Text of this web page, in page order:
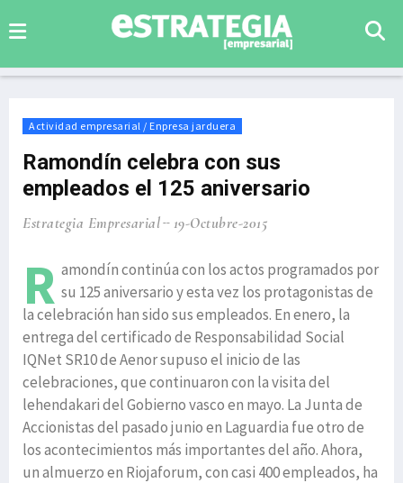
Actividad empresarial / Enpresa jarduera
Ramondín celebra con sus
empleados el 125 aniversario
Estrategia Empresarial 19-Octubre-2015
R amondín continúa con los actos programados por
su 125 aniversario y esta vez los protagonistas de
la celebración han sido sus empleados. En enero, la
entrega del certificado de Responsabilidad Social
IQNet SR10 de Aenor supuso el inicio de las
celebraciones, que continuaron con la visita del
lehendakari del Gobierno vasco en mayo. La Junta de
Accionistas del pasado junio en Laguardia fue otro de
los acontecimientos más importantes del año. Ahora,
un almuerzo en Riojaforum, con casi 400 empleados, ha